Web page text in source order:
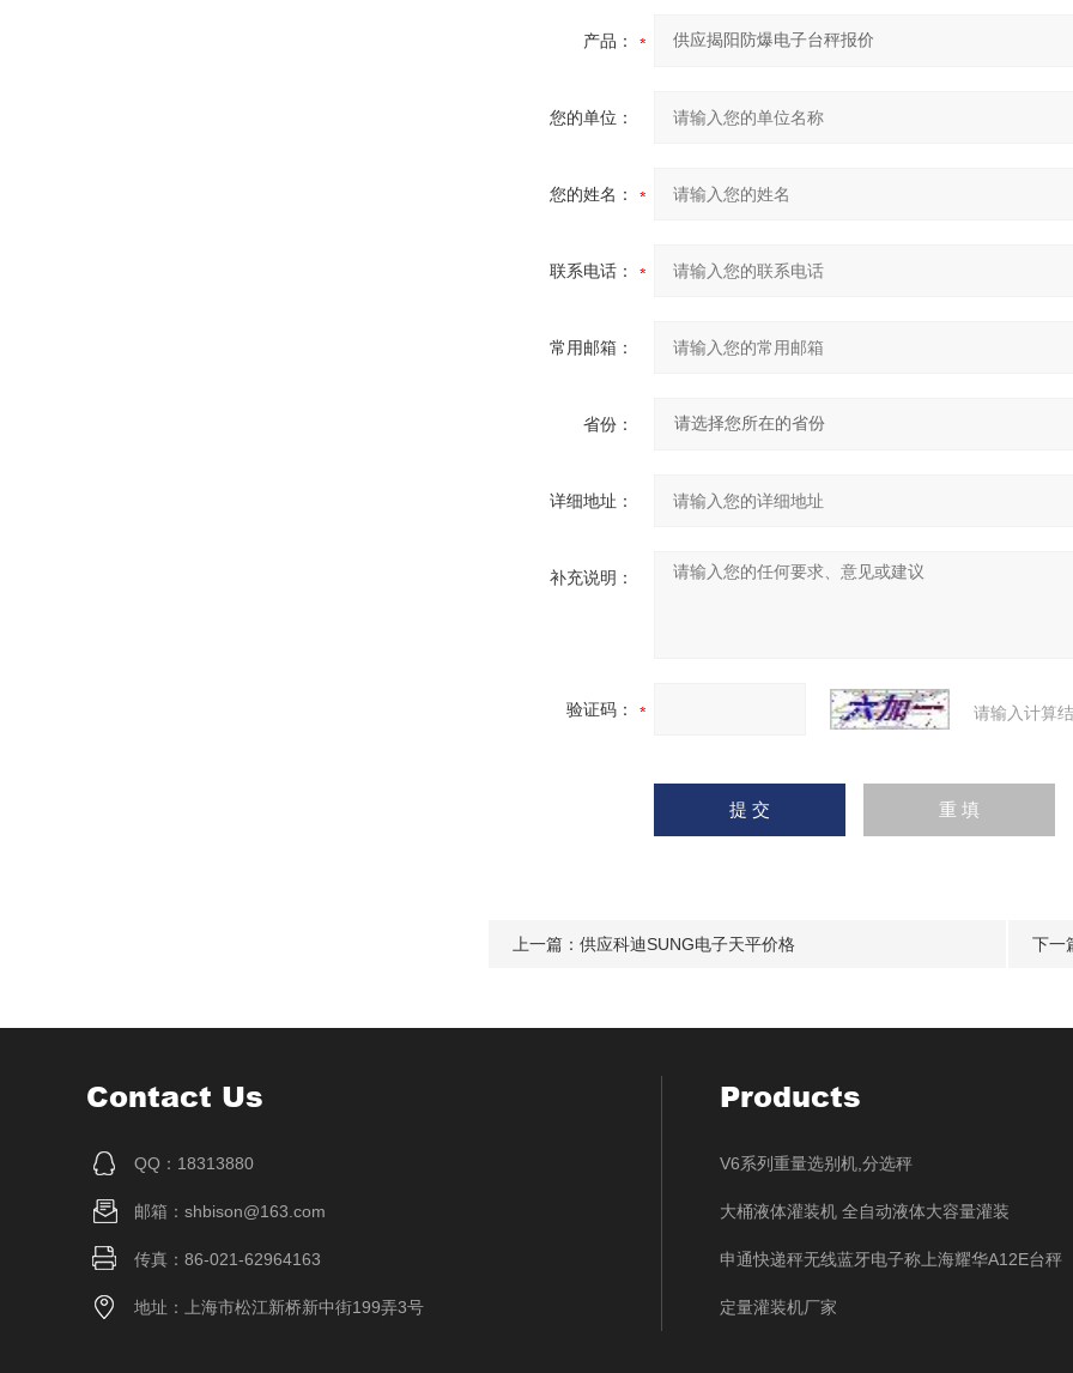
产品：
您的单位：
您的姓名：
联系电话：
常用邮箱：
省份：
详细地址：
补充说明：
验证码： 请输入计算
上一篇： 供应科迪SUNG电子天平价格 下一
Contact Us
QQ：18313880
邮箱：shbison@163.com
传真：86-021-62964163
地址：上海市松江新桥新中街199弄3号
Products
V6系列重量选别机,分选秤
大桶液体灌装机 全自动液体大容量灌装
申通快递秤无线蓝牙电子称上海耀华A12E台秤
定量灌装机厂家